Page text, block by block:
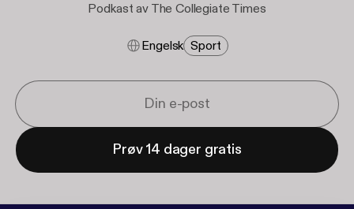
Podkast av The Collegiate Times
Engelsk Sport
Prøv 14 dager gratis